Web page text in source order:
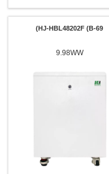
HJ-HBL48202F (B-69)
9.98WW